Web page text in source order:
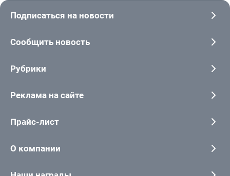
Подписаться на новости
Сообщить новость
Рубрики
Реклама на сайте
Прайс-лист
О компании